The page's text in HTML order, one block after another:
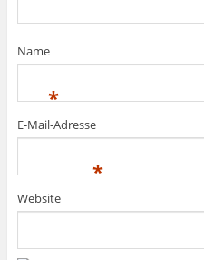
Name
*
E-Mail-Adresse
*
Website